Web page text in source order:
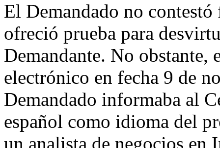
El Demandado no
ofreció prueba para
Demandante. No
electrónico en fecha 9 de
Demandado informaba al
español como idioma del
un analista de negocios en